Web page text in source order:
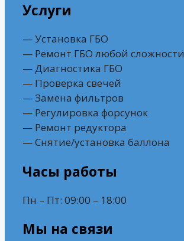
Услуги
— Установка ГБО
— Ремонт ГБО любой сложности
— Диагностика ГБО
— Проверка свечей
— Замена фильтров
— Регулировка форсунок
— Ремонт редуктора
— Снятие/установка баллона
Часы работы
Пн – Пт: 09:00 – 18:00
Мы на связи